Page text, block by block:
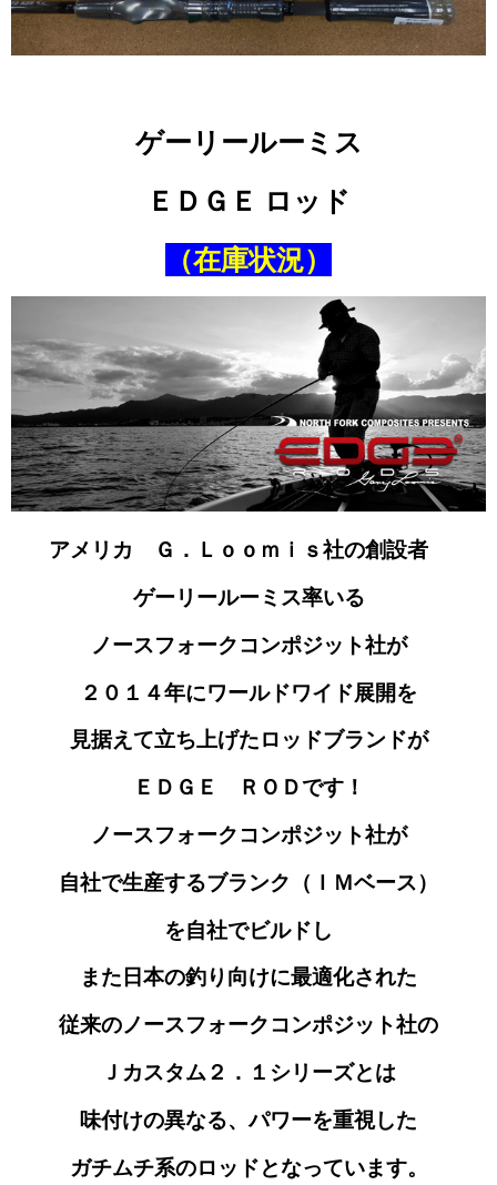
ゲーリールーミス
ＥＤＧＥ ロッド
（在庫状況）
アメリカ Ｇ．Ｌｏｏｍｉｓ社の創設者
ゲーリールーミス率いる
ノースフォークコンポジット社が
２０１４年にワールドワイド展開を
見据えて立ち上げたロッドブランドが
ＥＤＧＥ ＲＯＤです！
ノースフォークコンポジット社が
自社で生産するブランク（ＩＭベース）
を自社でビルドし
また日本の釣り向けに最適化された
従来のノースフォークコンポジット社の
Ｊカスタム２．１シリーズとは
味付けの異なる、パワーを重視した
ガチムチ系のロッドとなっています。